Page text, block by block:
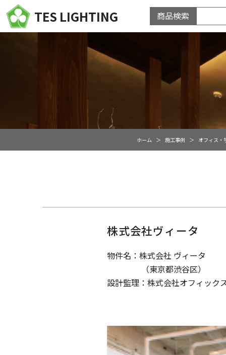
TES LIGHTING 商品検索
ホーム 施工事例 オフィス・
株式会社ヴィータ
物件名：株式会社 ヴィータ
（東京都渋谷区）
設計監理：株式会社オフィック